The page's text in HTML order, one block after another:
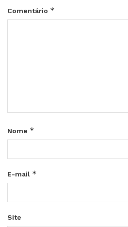
Comentário *
Nome *
E-mail *
Site